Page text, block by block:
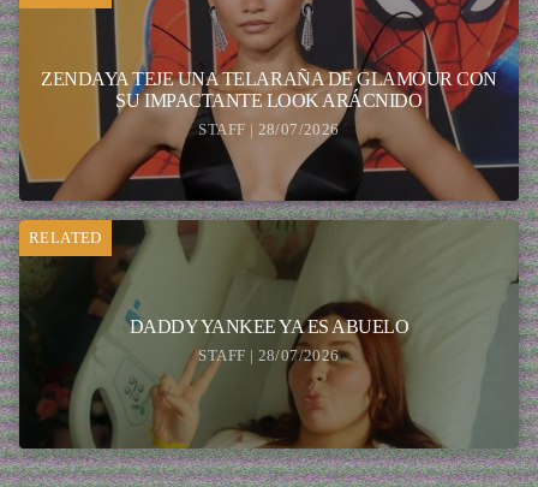
ZENDAYA TEJE UNA TELARAÑA DE GLAMOUR CON
SU IMPACTANTE LOOK ARÁCNIDO
STAFF | 28/07/2026
RELATED
DADDY YANKEE YA ES ABUELO
STAFF | 28/07/2026